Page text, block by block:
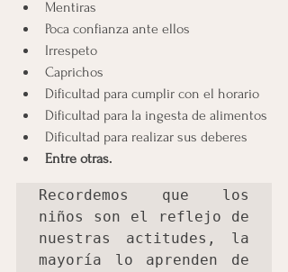
Mentiras
Poca confianza ante ellos
Irrespeto
Caprichos
Dificultad para cumplir con el horario
Dificultad para la ingesta de alimentos
Dificultad para realizar sus deberes
Entre otras.
Recordemos que los
niños son el reflejo de
nuestras actitudes, la
mayoría lo aprenden de